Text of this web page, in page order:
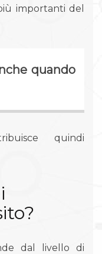
importanti del
quando
quindi
dal livello di